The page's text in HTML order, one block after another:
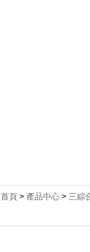
首頁 > 產品中心 > 三綜